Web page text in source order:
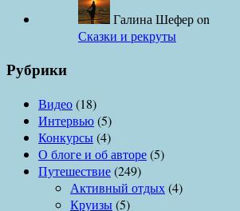
Галина Шеферon
Сказки и рекруты
Рубрики
Видео(18)
Интервью(5)
Конкурсы(4)
О блоге и об авторе(5)
Путешествие(249)
Активный отдых(4)
Круизы(5)